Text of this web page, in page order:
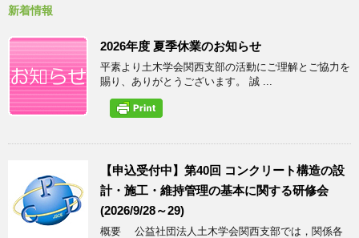
新着情報
2026年度 夏季休業のお知らせ
平素より土木学会関西支部の活動にご理解とご協力を
賜り、ありがとうございます。 誠 ...
【申込受付中】第40回 コンクリート構造の設
計・施工・維持管理の基本に関する研修会
(2026/9/28～29)
概要 公益社団法人土木学会関西支部では，関係各